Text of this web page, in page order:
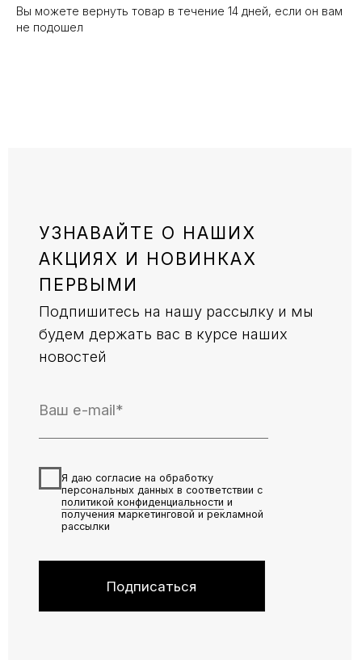
Вы можете вернуть товар в течение 14 дней, если он вам
не подошел